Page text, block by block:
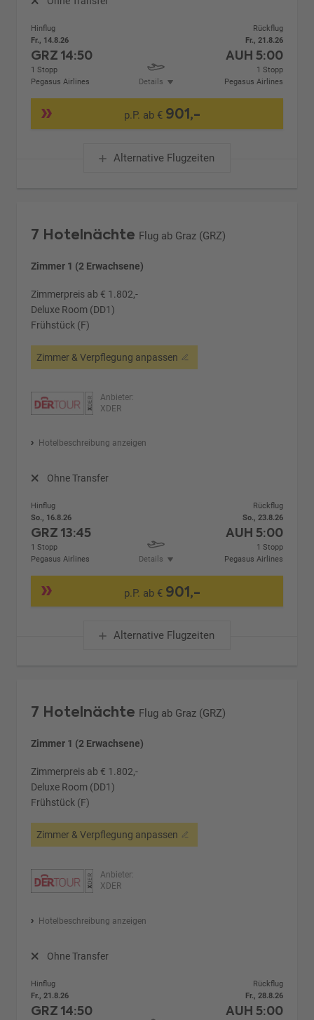
Hinflug
Fr., 14.8.26
GRZ14:50
1 Stopp
Pegasus Airlines
Details
Rückflug
Fr., 21.8.26
AUH 5:00
1 Stopp
Pegasus Airlines
p.P. ab € 901,-
Alternative Flugzeiten
7 Hotelnächte Flug ab Graz (GRZ)
Zimmer 1 (2 Erwachsene)
Zimmerpreis ab € 1.802,-
Deluxe Room (DD1)
Frühstück (F)
Zimmer & Verpflegung anpassen
Anbieter:
XDER
Hotelbeschreibung anzeigen
Ohne Transfer
Hinflug
So., 16.8.26
GRZ13:45
1 Stopp
Pegasus Airlines
Details
Rückflug
So., 23.8.26
AUH 5:00
1 Stopp
Pegasus Airlines
p.P. ab € 901,-
Alternative Flugzeiten
7 Hotelnächte Flug ab Graz (GRZ)
Zimmer 1 (2 Erwachsene)
Zimmerpreis ab € 1.802,-
Deluxe Room (DD1)
Frühstück (F)
Zimmer & Verpflegung anpassen
Anbieter:
XDER
Hotelbeschreibung anzeigen
Ohne Transfer
Hinflug
Fr., 21.8.26
GRZ14:50
Rückflug
Fr., 28.8.26
AUH 5:00